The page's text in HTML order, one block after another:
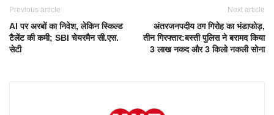
Previous article
AI पर अरबों का निवेश, लेकिन स्किल्ड
टैलेंट की कमी; SBI चेयरमैन सी.एस.
सेटी
Next article
अंतरजनपदीय ठग गिरोह का भंडाफोड़,
तीन गिरफ्तार:बस्ती पुलिस ने बरामद किया
3 लाख नकद और 3 किलो नकली सोना